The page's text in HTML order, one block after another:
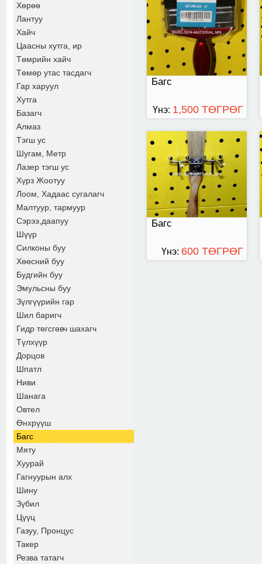
Хөрөө
Лантуу
Хайч
Цаасны хутга, ир
Төмрийн хайч
Төмөр утас тасдагч
Гар харуул
Хутга
Базагч
Алмаз
Тэгш ус
Шугам, Метр
Лазер тэгш ус
Хүрз Жоотуу
Лоом, Хадаас сугалагч
Малтуур, тармуур
Сэрээ,даапуу
Шүүр
Силконы буу
Хөөсний буу
Будгийн буу
Эмульсны буу
Зүлгүүрийн гар
Шил баригч
Гидр төгсгөвч шахагч
Түлхүүр
Дорцов
Шпатл
Ниви
Шанага
Овтел
Өнхрүүш
Багс
Мяту
Хуурай
Гагнуурын алх
Шину
Зүбил
Цүүц
Газуу, Пронцус
Такер
Резва татагч
Багс
Үнэ: 1,500 ТӨГРӨГ
Багс
Багс/1мм/
Үнэ: 600 ТӨГРӨГ